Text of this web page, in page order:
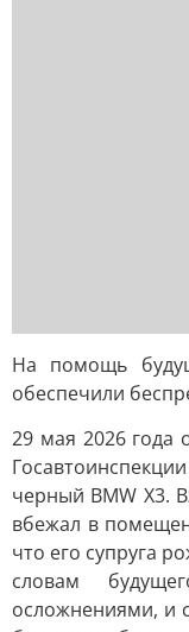
На помощь
обеспечили
29 мая 2026 года
черный BMW X3.
вбежал в
что его супруга
словам
осложнениями, и